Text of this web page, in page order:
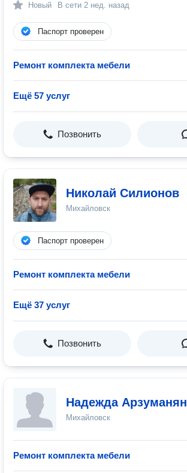
Новый В сети 2 нед. назад
Паспорт проверен
Ремонт комплекта мебели
Ещё 57 услуг
Позвонить
Николай Силионов
Михайловск
Паспорт проверен
Ремонт комплекта мебели
Ещё 37 услуг
Позвонить
Надежда Арзуманян
Михайловск
Ремонт комплекта мебели